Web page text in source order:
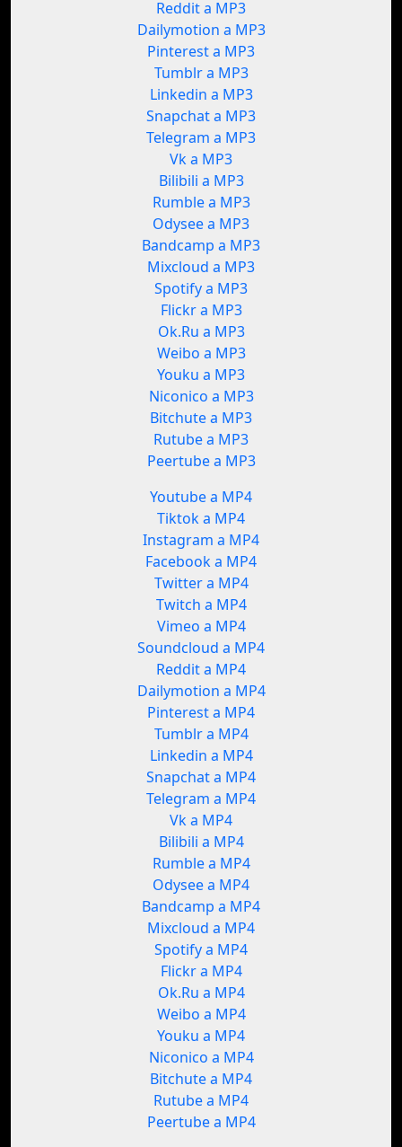
Reddit a MP3
Dailymotion a MP3
Pinterest a MP3
Tumblr a MP3
Linkedin a MP3
Snapchat a MP3
Telegram a MP3
Vk a MP3
Bilibili a MP3
Rumble a MP3
Odysee a MP3
Bandcamp a MP3
Mixcloud a MP3
Spotify a MP3
Flickr a MP3
Ok.Ru a MP3
Weibo a MP3
Youku a MP3
Niconico a MP3
Bitchute a MP3
Rutube a MP3
Peertube a MP3
Youtube a MP4
Tiktok a MP4
Instagram a MP4
Facebook a MP4
Twitter a MP4
Twitch a MP4
Vimeo a MP4
Soundcloud a MP4
Reddit a MP4
Dailymotion a MP4
Pinterest a MP4
Tumblr a MP4
Linkedin a MP4
Snapchat a MP4
Telegram a MP4
Vk a MP4
Bilibili a MP4
Rumble a MP4
Odysee a MP4
Bandcamp a MP4
Mixcloud a MP4
Spotify a MP4
Flickr a MP4
Ok.Ru a MP4
Weibo a MP4
Youku a MP4
Niconico a MP4
Bitchute a MP4
Rutube a MP4
Peertube a MP4